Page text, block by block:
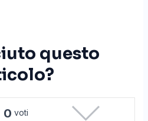
questo
0 voti